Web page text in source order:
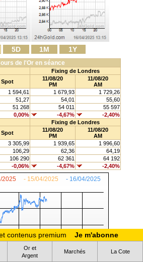
5D 1M 1Y
de l'Or en séance
Fixing de Londres
Spot
11/08/20
PM
11/08/20
AM
1 594,61 1 679,93
1 729,26
51,27 54,01
55,60
51 268 54 011
55 597
0,00% -4,67%
-2,40%
Fixing de Londres
Spot
11/08/20
PM
11/08/20
AM
3 305,99 1 939,65
1 996,60
106,29 62,36
64,19
106 290 62 361
64 192
-0,06% -4,67% -2,40%
- 16/04/2025
- 15/04/2025
2025
contenus premium Je m'abonne
Or et
Argent
Marchés La Cote